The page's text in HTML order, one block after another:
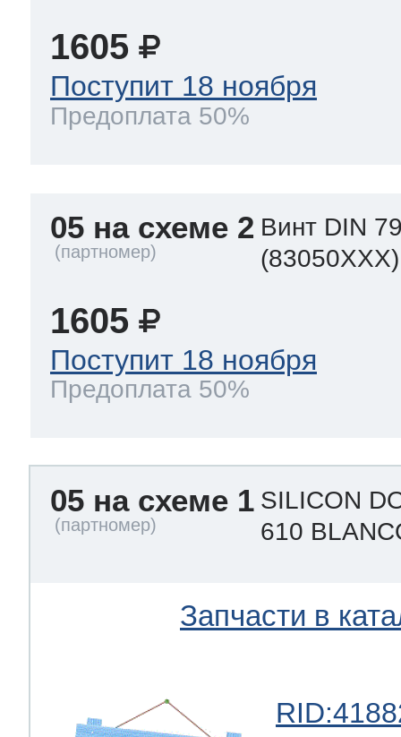
1605
Поступит 18 ноября
Предоплата 50%
05 на схеме 2 Винт DIN
(83050XXX)
1605
Поступит 18 ноября
Предоплата 50%
05 на схеме 1 SILICON
610
Запчасти в